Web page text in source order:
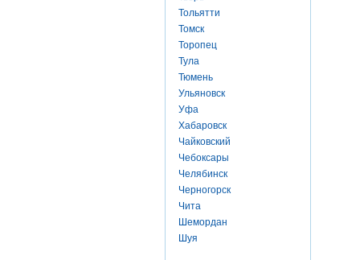
Тольятти
Томск
Торопец
Тула
Тюмень
Ульяновск
Уфа
Хабаровск
Чайковский
Чебоксары
Челябинск
Черногорск
Чита
Шемордан
Шуя